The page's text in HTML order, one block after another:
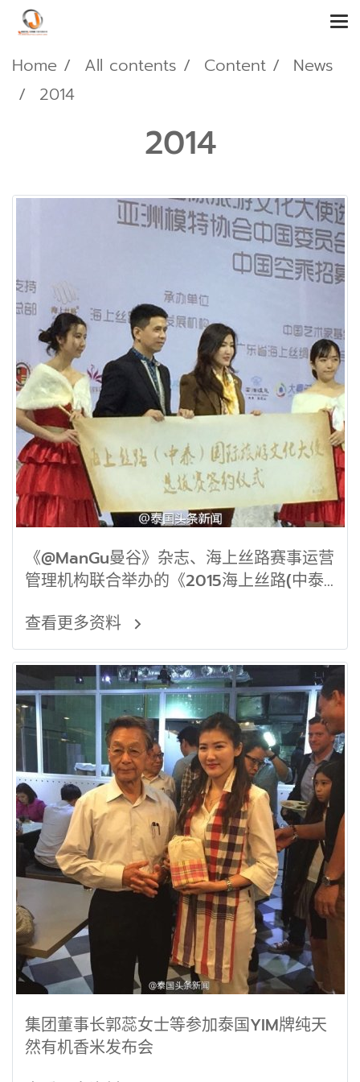
Home All contents Content
News
2014
2014
《@ManGu曼谷》杂志、海上丝路赛事运营
管理机构联合举办的《2015海上丝路(中泰)
隆重举行
查看更多资料
集团董事长郭蕊女士等参加泰国YIM牌纯天
然有机香米发布会